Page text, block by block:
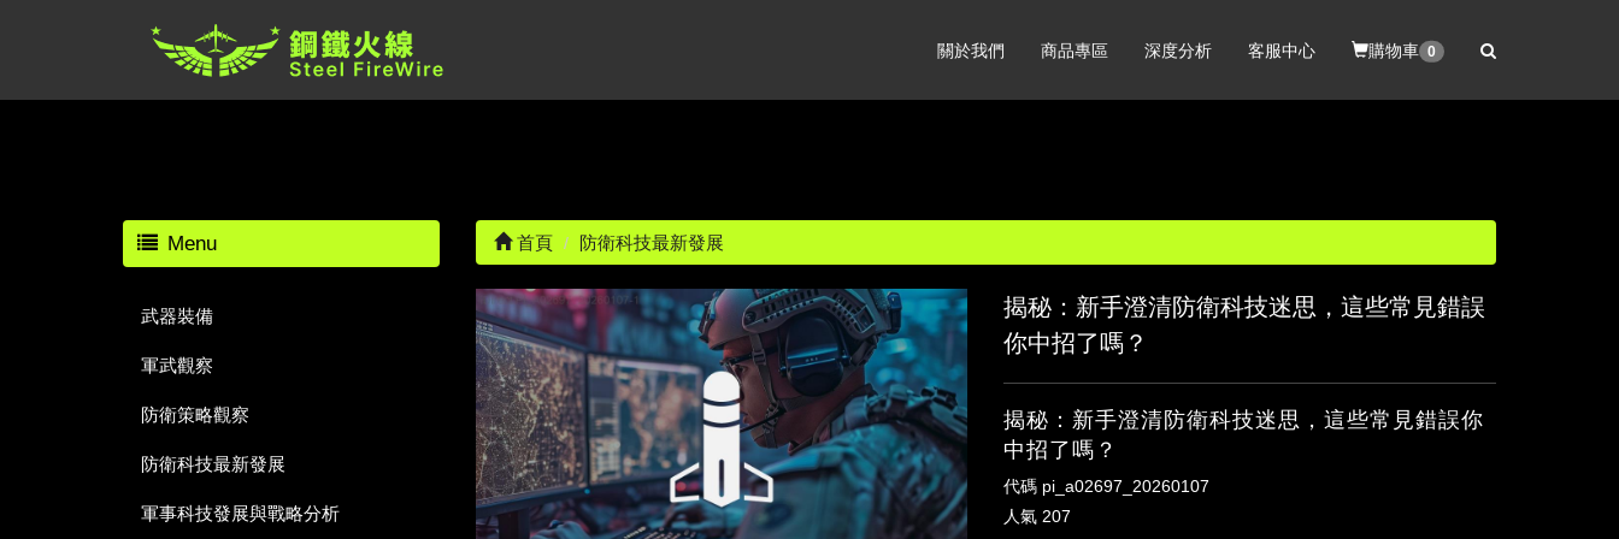
關於我們 商品專區 深度分析 客服中心 購物車 0
Menu
武器裝備
軍武觀察
防衛策略觀察
防衛科技最新發展
軍事科技發展與戰略分析
首頁 防衛科技最新發展
揭秘：新手澄清防衛科技迷思，這些常見錯誤
你中招了嗎？
揭秘：新手澄清防衛科技迷思，這些常見錯誤你
中招了嗎？
代碼 pi_a02697_20260107
人氣 207